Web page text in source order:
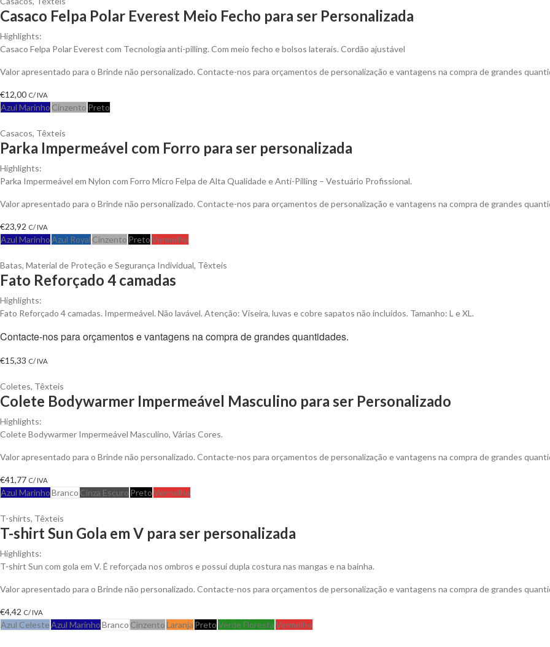
Casaco Felpa Polar Everest Meio Fecho para ser Personalizada
Highlights:
Casaco Felpa Polar Everest com Tecnologia anti-pilling. Com meio fecho e bolsos laterais. Cordão ajustável
Valor apresentado para o Brinde não personalizado. Contacte-nos para orçamentos de personalização e vantagens na compra de grandes
€12,00 C/ IVA
Azul Marinho Cinzento Preto
Casacos, Têxteis
Parka Impermeável com Forro para ser personalizada
Highlights:
Parka Impermeável em Nylon com Forro Micro Felpa de Alta Qualidade e Anti-Pilling – Vestuário Profissional.
Valor apresentado para o Brinde não personalizado. Contacte-nos para orçamentos de personalização e vantagens na compra de grandes
€23,92 C/ IVA
Azul MarinhoAzul Royal Cinzento PretoVermelho
Batas, Material de Proteção e Segurança Individual, Têxteis
Fato Reforçado 4 camadas
Highlights:
Fato Reforçado 4 camadas. Impermeável. Não lavável. Atenção: Viseira, luvas e cobre sapatos não incluídos. Tamanho: L e XL.
Contacte-nos para orçamentos e vantagens na compra de grandes quantidades.
€15,33 C/ IVA
Coletes, Têxteis
Colete Bodywarmer Impermeável Masculino para ser Personalizado
Highlights:
Colete Bodywarmer Impermeável Masculino, Várias Cores.
Valor apresentado para o Brinde não personalizado. Contacte-nos para orçamentos de personalização e vantagens na compra de grandes
€41,77 C/ IVA
Azul MarinhoBranco Cinza Escuro PretoVermelho
T-shirts, Têxteis
T-shirt Sun Gola em V para ser personalizada
Highlights:
T-shirt Sun com gola em V. É reforçada nos ombros e possuí dupla costura nas mangas e na bainha.
Valor apresentado para o Brinde não personalizado. Contacte-nos para orçamentos de personalização e vantagens na compra de grandes
€4,42 C/ IVA
Azul CelesteAzul MarinhoBranco CinzentoLaranja PretoVerde FlorestaVermelho